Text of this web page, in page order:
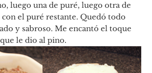
luego una de puré, luego otra de
el puré restante. Quedó todo
y sabroso. Me encantó el toque
le dio al pino.